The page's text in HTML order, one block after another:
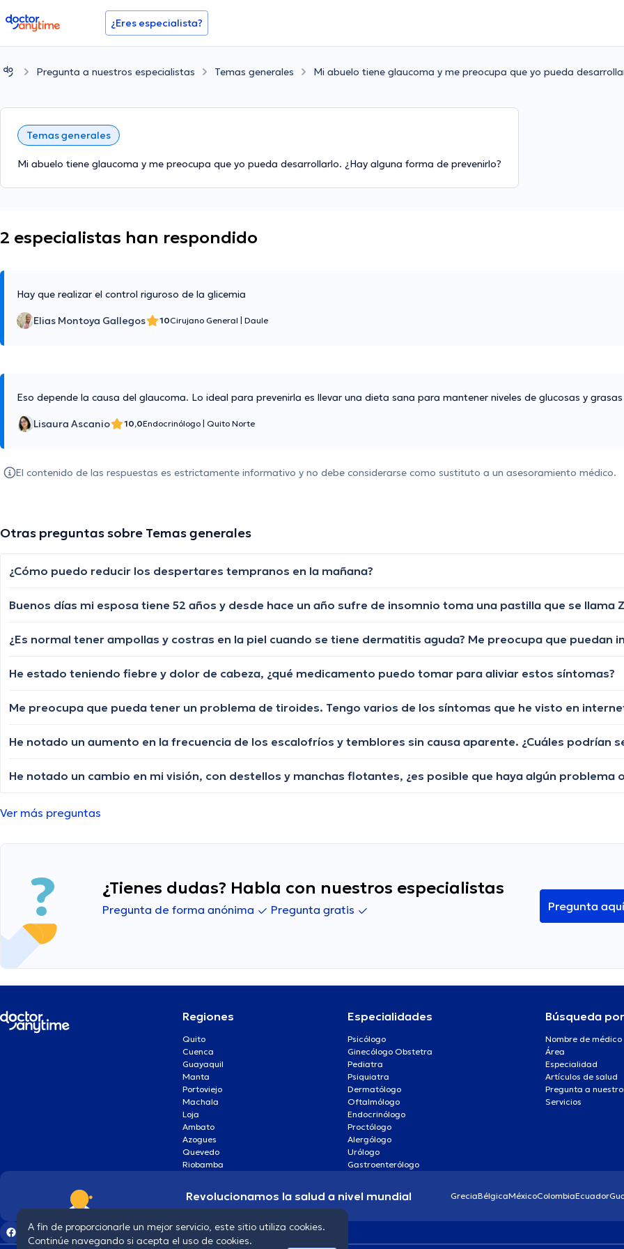
doctoranytime ¿Eres especialista?
Pregunta a nuestros especialistas Temas generales Mi abuelo tiene glaucoma y me preocupa que yo pueda
Temas generales
Mi abuelo tiene glaucoma y me preocupa que yo pueda desarrollarlo. ¿Hay alguna forma de prevenirlo?
2 especialistas han respondido
Hay que realizar el control riguroso de la glicemia
Elias Montoya Gallegos 10Cirujano General Daule
Eso depende la causa del glaucoma. Lo ideal para prevenirla es llevar una dieta sana para mantener niveles de glucosas y
Lisaura Ascanio 10,0Endocrinólogo Quito Norte
El contenido de las respuestas es estrictamente informativo y no debe considerarse como sustituto a un asesoramiento médico.
Otras preguntas sobre Temas generales
¿Cómo puedo reducir los despertares tempranos en la mañana?
He estado teniendo fiebre y dolor de cabeza, ¿qué medicamento puedo tomar para aliviar estos síntomas?
Ver más preguntas
¿Tienes dudas? Habla con nuestros especialistas
Pregunta de forma anónima Pregunta gratis Pregunta aquí
Regiones
Quito
Cuenca
Guayaquil
Manta
Portoviejo
Machala
Loja
Ambato
Azogues
Quevedo
Riobamba
Especialidades
Psicólogo
Ginecólogo Obstetra
Pediatra
Psiquiatra
Dermatólogo
Oftalmólogo
Endocrinólogo
Proctólogo
Alergólogo
Urólogo
Gastroenterólogo
Búsqueda por
Nombre de médico
Área
Especialidad
Artículos de salud
Pregunta a
Servicios
Revolucionamos la salud a nivel mundial GreciaBélgicaMéxicoColombiaEcuador
A fin de proporcionarle un mejor servicio, este sitio utiliza cookies.
Continúe navegando si acepta el uso de cookies.